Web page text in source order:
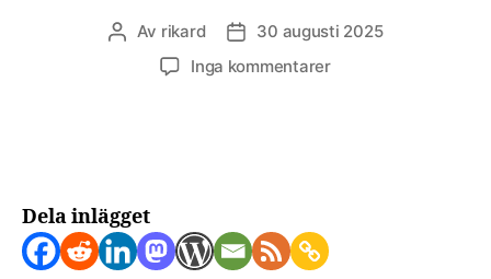
Inläggsförfattare
Av rikard Inläggsdatum
30 augusti 2025
Inga kommentarertill
Dela inlägget